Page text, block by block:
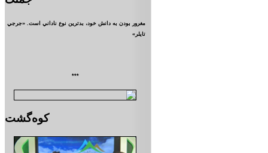
مغرور بودن به دانش خود، بدترين نوع ناداني است. «جرجي
تايلر»
***
کوه‌گشت